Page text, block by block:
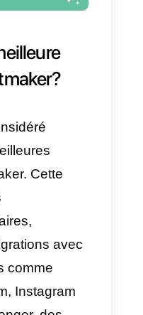
besoins
plateforme
une grande
pour
des bots.
intégrations
populaires, des
statistiques